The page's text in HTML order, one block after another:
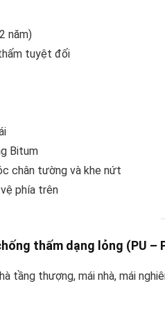
năm)
tuyệt đối
Bitum
chân tường và khe nứt
phía trên
thấm dạng lỏng (PU –
tầng thượng, mái nhà, mái